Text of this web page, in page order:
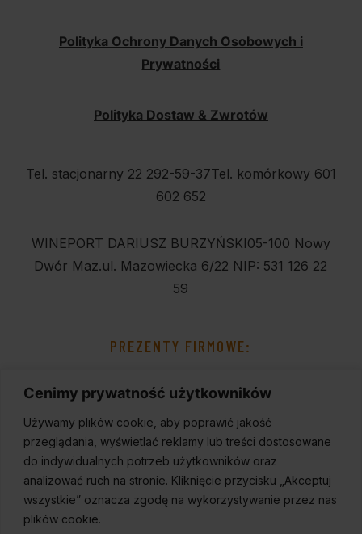
Cenimy prywatność użytkowników
Używamy plików cookie, aby poprawić jakość
przeglądania, wyświetlać reklamy lub treści dostosowane
do indywidualnych potrzeb użytkowników oraz
analizować ruch na stronie. Kliknięcie przycisku „Akceptuj
wszystkie” oznacza zgodę na wykorzystywanie przez nas
plików cookie.
Polityka Ochrony Danych Osobowych i
Prywatności
Polityka Dostaw & Zwrotów
Tel. stacjonarny 22 292-59-37Tel. komórkowy 601
602 652
WINEPORT DARIUSZ BURZYŃSKI05-100 Nowy
Dwór Maz.ul. Mazowiecka 6/22 NIP: 531 126 22
59
PREZENTY FIRMOWE: